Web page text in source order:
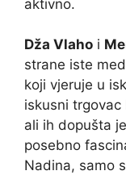
aktivno.
Dža Vlaho i
strane iste
koji vjeruje u
iskusni
ali ih dopušta
posebno
Nadina, samo